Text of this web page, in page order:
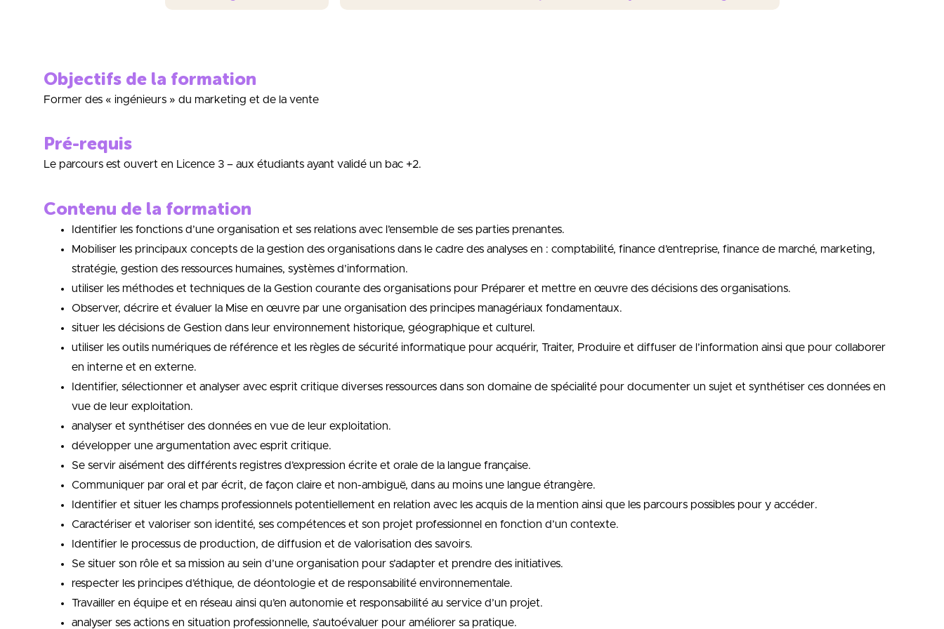
Objectifs de la formation
Former des « ingénieurs » du marketing et de la vente
Pré-requis
Le parcours est ouvert en Licence 3 – aux étudiants ayant validé un bac +2.
Contenu de la formation
Identifier les fonctions d’une organisation et ses relations avec l’ensemble de ses parties prenantes.
Mobiliser les principaux concepts de la gestion des organisations dans le cadre des analyses en : comptabilité, finance d’entreprise, finance de marché, marketing,
stratégie, gestion des ressources humaines, systèmes d’information.
utiliser les méthodes et techniques de la Gestion courante des organisations pour Préparer et mettre en œuvre des décisions des organisations.
Observer, décrire et évaluer la Mise en œuvre par une organisation des principes managériaux fondamentaux.
situer les décisions de Gestion dans leur environnement historique, géographique et culturel.
utiliser les outils numériques de référence et les règles de sécurité informatique pour acquérir, Traiter, Produire et diffuser de l’information ainsi que pour collaborer
en interne et en externe.
Identifier, sélectionner et analyser avec esprit critique diverses ressources dans son domaine de spécialité pour documenter un sujet et synthétiser ces données en
vue de leur exploitation.
analyser et synthétiser des données en vue de leur exploitation.
développer une argumentation avec esprit critique.
Se servir aisément des différents registres d’expression écrite et orale de la langue française.
Communiquer par oral et par écrit, de façon claire et non-ambiguë, dans au moins une langue étrangère.
Identifier et situer les champs professionnels potentiellement en relation avec les acquis de la mention ainsi que les parcours possibles pour y accéder.
Caractériser et valoriser son identité, ses compétences et son projet professionnel en fonction d’un contexte.
Identifier le processus de production, de diffusion et de valorisation des savoirs.
Se situer son rôle et sa mission au sein d’une organisation pour s’adapter et prendre des initiatives.
respecter les principes d’éthique, de déontologie et de responsabilité environnementale.
Travailler en équipe et en réseau ainsi qu’en autonomie et responsabilité au service d’un projet.
analyser ses actions en situation professionnelle, s’autoévaluer pour améliorer sa pratique.